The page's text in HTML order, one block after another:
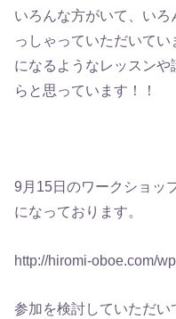
いろんな方がいて、い
っしゃっていただいて
になるようなレッスン
らと思っています！！
9月15日のワークショッ
になっております。
http://hiromi-oboe.com/
参加を検討していただ